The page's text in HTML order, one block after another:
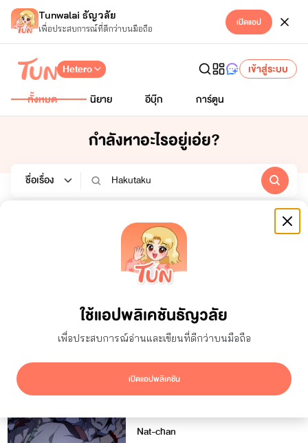
Tunwalai ธัญวลัย
เพื่อประสบการณ์ที่ดีกว่าบนมือถือ เปิดแอป
ใช้แอปพลิเคชันธัญวลัย
เพื่อประสบการณ์อ่านและเขียนที่ดีกว่าบนมือถือ
เปิดแอปพลิเคชัน
Hetero
เข้าสู่ระบบ
ทั้งหมด
นิยาย อีบุ๊ก การ์ตูน
กำลังหาอะไรอยู่เอ่ย?
อีบุ๊ก
สถานะจบ
ทั้งหมด
7 วัน
ผลลัพธ์
ซ่อนผลงานที่ใช้ปก AI แสดงเฉพาะโปรโมชัน
Nat-chan